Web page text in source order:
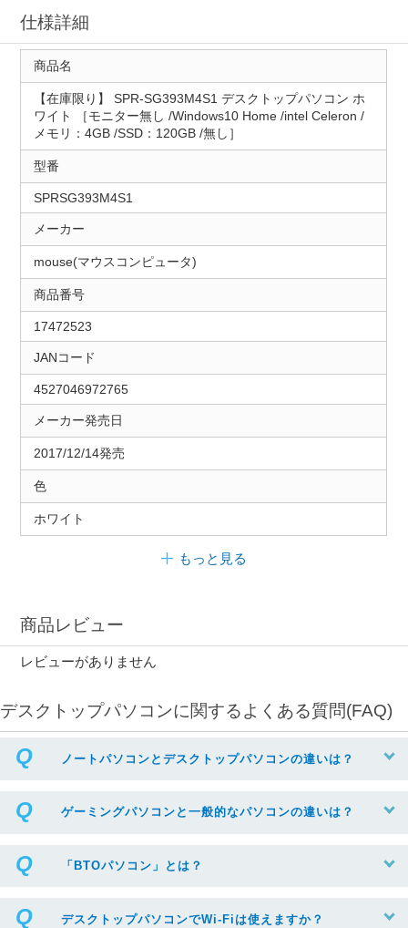
仕様詳細
商品名
【在庫限り】 SPR-SG393M4S1 デスクトップパソコン ホ
ワイト ［モニター無し /Windows10 Home /intel Celeron /
メモリ：4GB /SSD：120GB /無し］
型番
SPRSG393M4S1
メーカー
mouse(マウスコンピュータ)
商品番号
17472523
JANコード
4527046972765
メーカー発売日
2017/12/14発売
色
ホワイト
もっと見る
商品レビュー
レビューがありません
デスクトップパソコンに関するよくある質問(FAQ)
ノートパソコンとデスクトップパソコンの違いは？
ゲーミングパソコンと一般的なパソコンの違いは？
「BTOパソコン」とは？
デスクトップパソコンでWi-Fiは使えますか？